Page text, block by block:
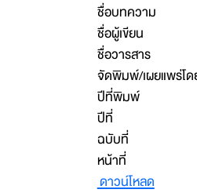
ชื่อบทความ
ชื่อผู้เขียน
ชื่อวารสาร
จัดพิมพ์/เผยแพร่โ
ปีที่พิมพ์
ปีที่
ฉบับที่
หน้าที่
ดาวน์โหลด